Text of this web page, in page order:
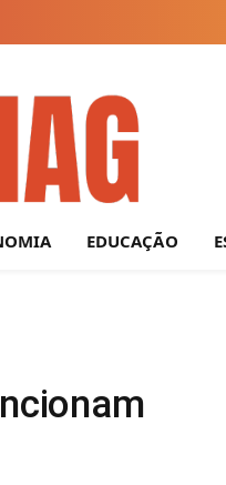
EDUCAÇÃO